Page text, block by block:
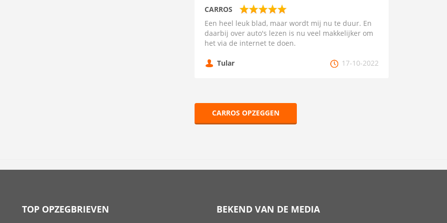
CARROS
Een heel leuk blad, maar wordt mij nu te duur. En
daarbij over auto's lezen is nu veel makkelijker om
het via de internet te doen.
Tular 17-10-2022
CARROS OPZEGGEN
TOP OPZEGBRIEVEN BEKEND VAN DE MEDIA